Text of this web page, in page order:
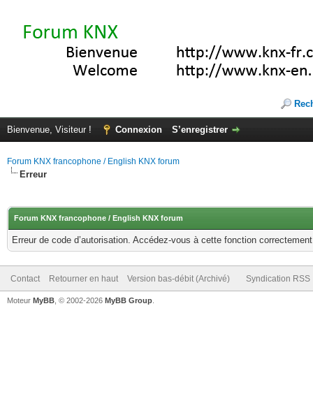
Bienvenue, Visiteur ! Connexion S’enregistrer
Forum KNX francophone / English KNX forum
Erreur
Forum KNX francophone / English KNX forum
Erreur de code d’autorisation. Accédez-vous à cette fonction
Contact Retourner en haut Version bas-débit (Archivé) Syndication RSS
Moteur MyBB , © 2002-2026 MyBB Group